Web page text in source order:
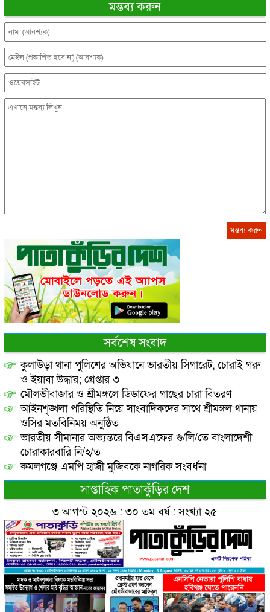
মন্তব্য করুন
সর্বশেষ সংবাদ
কুলাউড়া থানা পুলিশের অভিযানে ভারতীয় সিগারেট, চোরাই গরু
ও ইয়াবা উদ্ধার; গ্রেপ্তার ৩
মৌলভীবাজার ও শ্রীমঙ্গলে ডিডাফের গাছের চারা বিতরণ
আইনশৃঙ্খলা পরিস্থিতি নিয়ে সাংবাদিকদের সাথে শ্রীমঙ্গল থানায়
ওসির মতবিনিময় অনুষ্ঠিত
ভারতীয় সীমানার অভ্যন্তরে বিএসএফের গু/লি/তে বাংলাদেশী
চোরাকারবারি নি/হ/ত
কমলগঞ্জে এমপি হাজী মুজিবকে নাগরিক সংবর্ধনা
সাপ্তাহিক পাতাকুঁড়ির দেশ
৩ আগস্ট ২০২৬ : ৩০ তম বর্ষ : সংখ্যা ২৫